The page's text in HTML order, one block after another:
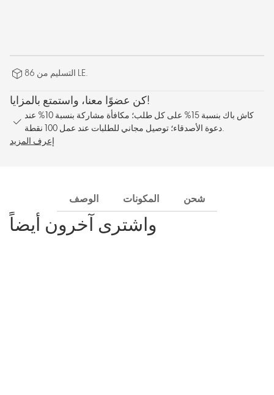
التسليم من 86 LE.
كن عضوًا معنا، واستمتع بالمزايا!
كاش باك بنسبة 15% على كل طلب؛ مكافأة مشاركة بنسبة 10% عند
دعوة الأصدقاء؛ توصيل مجاني للطلبات عند عمل 100 نقطة.
إعرف المزيد
الوصف المكونات شحن
واشترى آخرون أيضاً